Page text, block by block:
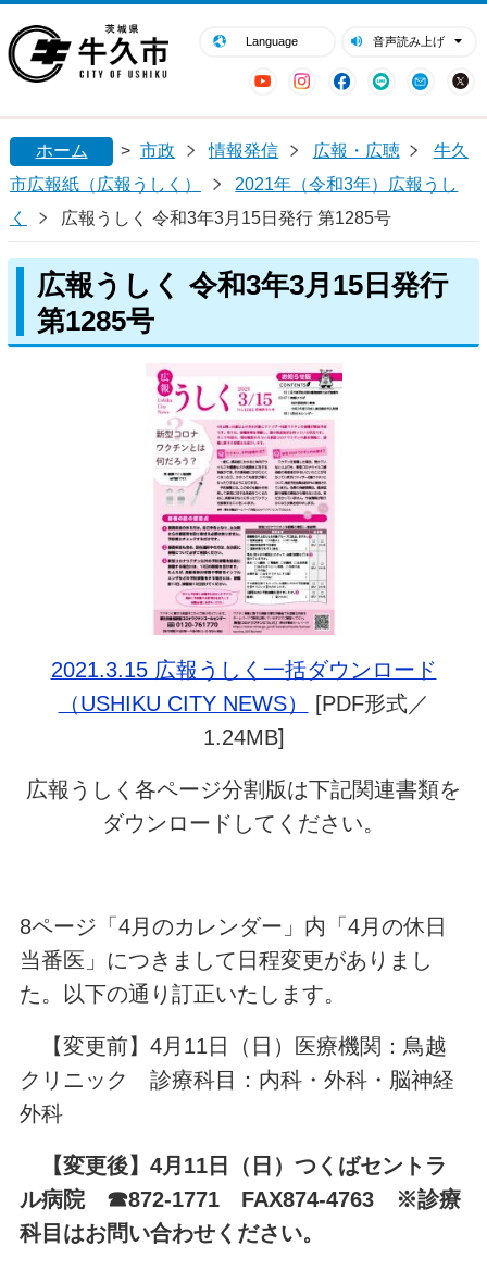
Language 音声読み上げ
YouTubeInstagram
Facebook
LINE Mail
閉じる
ホーム > 市政 情報発信 広報・広聴
牛久
市広報紙（広報うしく）
2021年（令和3年）広報うし
く
広報うしく 令和3年3月15日発行 第1285号
広報うしく 令和3年3月15日発行
第1285号
2021.3.15 広報うしく一括ダウンロード
（USHIKU CITY NEWS）
[PDF形式／
1.24MB]
広報うしく各ページ分割版は下記関連書類を
ダウンロードしてください。
8ページ「4月のカレンダー」内「4月の休日
当番医」につきまして日程変更がありまし
た。以下の通り訂正いたします。
【変更前】4月11日（日）医療機関：鳥越
クリニック 診療科目：内科・外科・脳神経
外科
【変更後】4月11日（日）つくばセントラ
ル病院 ☎872-1771 FAX874-4763 ※診療
科目はお問い合わせください。